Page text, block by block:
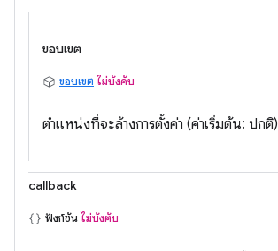
ขอบเขต
ขอบเขต ไม่บังคับ
ตำแหน่งที่จะล้างการตั้งค่า (ค่าเริ่มต้น: ปกติ)
callback
ฟังก์ชัน ไม่บังคับ